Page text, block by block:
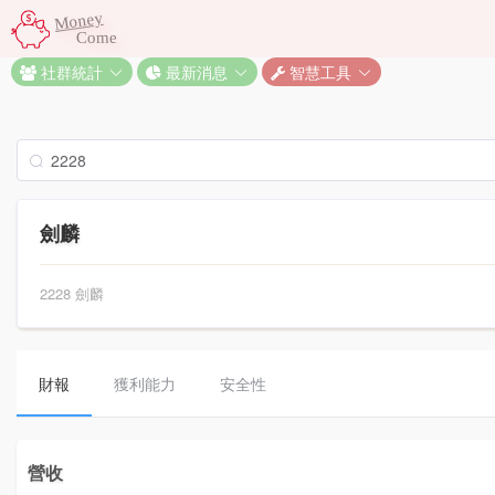
Money
Come
社群統計 最新消息 智慧工具
劍麟
2228 劍麟
財報 獲利能力 安全性
營收